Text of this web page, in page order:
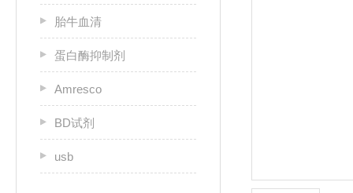
胎牛血清
蛋白酶抑制剂
Amresco
BD试剂
usb